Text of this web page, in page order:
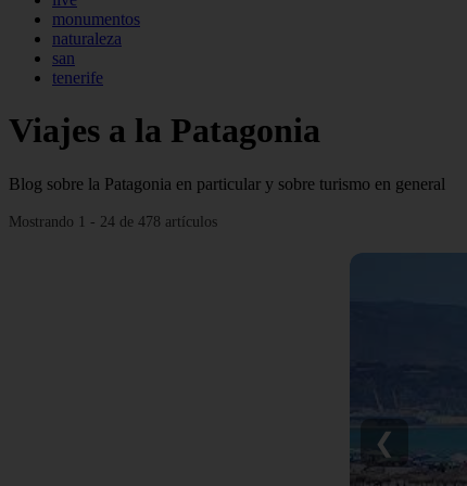
monumentos
naturaleza
san
tenerife
Viajes a la Patagonia
Blog sobre la Patagonia en particular y sobre turismo en general
Mostrando 1 - 24 de 478 artículos
❮